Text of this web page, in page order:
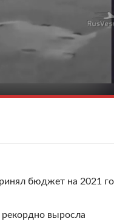
бюджет на 2021
выросла